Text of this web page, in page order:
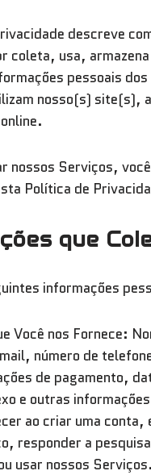
descreve
coleta, usa, armazena
pessoais dos
nosso(s) site(s),
nossos Serviços,
Política de
que
informações
Você nos Fornece:
número de
de pagamento,
e outras
ao criar uma conta,
responder a
usar nossos Serviços.